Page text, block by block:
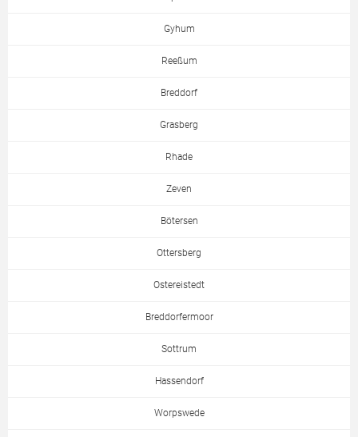
Gyhum
Reeßum
Breddorf
Grasberg
Rhade
Zeven
Bötersen
Ottersberg
Ostereistedt
Breddorfermoor
Sottrum
Hassendorf
Worpswede